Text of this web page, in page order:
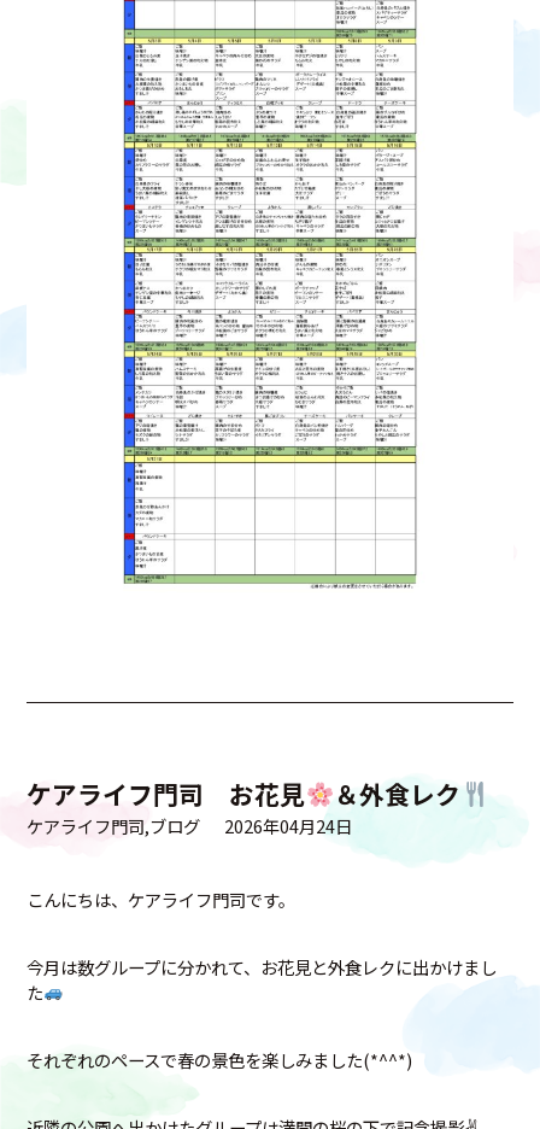
ケアライフ門司 お花見 ＆外食レク
ケアライフ門司 ブログ 2026年04月24日
こんにちは、ケアライフ門司です。
今月は数グループに分かれて、お花見と外食レクに出かけまし
た
それぞれのペースで春の景色を楽しみました(*^^*)